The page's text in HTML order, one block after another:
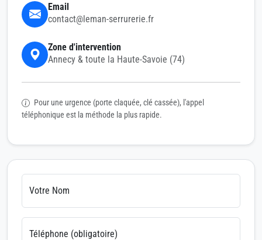
Email
contact@leman-serrurerie.fr
Zone d'intervention
Annecy & toute la Haute-Savoie (74)
Pour une urgence (porte claquée, clé cassée), l'appel
téléphonique est la méthode la plus rapide.
Votre Nom
Téléphone (obligatoire)